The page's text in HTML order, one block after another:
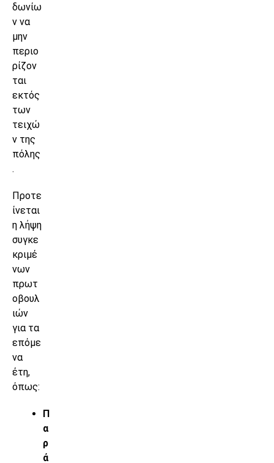
δωνίω
ν να
μην
περιο
ρίζον
ται
εκτός
των
τειχώ
ν της
πόλης
.
Προτε
ίνεται
η λήψη
συγκε
κριμέ
νων
πρωτ
οβουλ
ιών
για τα
επόμε
να
έτη,
όπως:
Π
α
ρ
ά